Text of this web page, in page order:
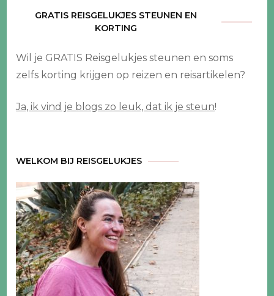
GRATIS REISGELUKJES STEUNEN EN
KORTING
Wil je GRATIS Reisgelukjes steunen en soms
zelfs korting krijgen op reizen en reisartikelen?
Ja, ik vind je blogs zo leuk, dat ik je steun!
WELKOM BIJ REISGELUKJES